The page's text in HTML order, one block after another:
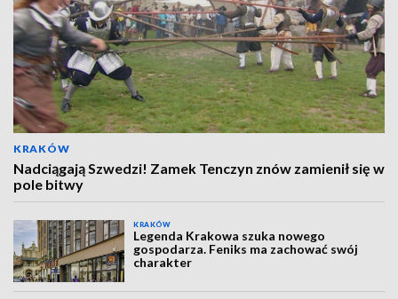
KRAKÓW
Nadciągają Szwedzi! Zamek Tenczyn znów zamienił się w
pole bitwy
KRAKÓW
Legenda Krakowa szuka nowego
gospodarza. Feniks ma zachować swój
charakter